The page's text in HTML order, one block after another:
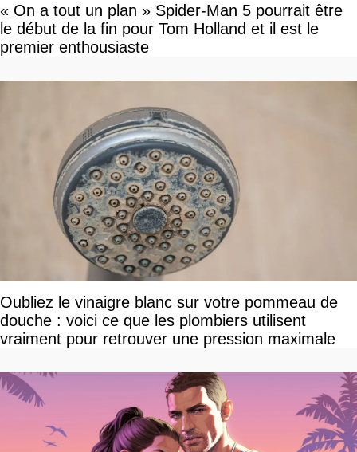
« On a tout un plan » Spider-Man 5 pourrait être
le début de la fin pour Tom Holland et il est le
premier enthousiaste
Oubliez le vinaigre blanc sur votre pommeau de
douche : voici ce que les plombiers utilisent
vraiment pour retrouver une pression maximale